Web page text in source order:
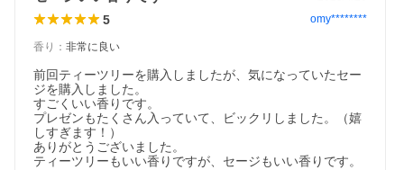
5 omy********
香り ： 非常に良い
前回ティーツリーを購入しましたが、気になっていたセー
ジを購入しました。
すごくいい香りです。
プレゼンもたくさん入っていて、ビックリしました。（嬉
しすぎます！）
ありがとうございました。
ティーツリーもいい香りですが、セージもいい香りです。